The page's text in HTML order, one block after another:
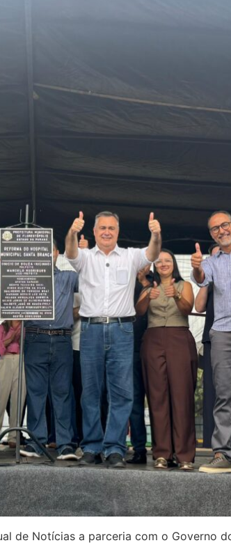
de Notícias a parceria com o Governo